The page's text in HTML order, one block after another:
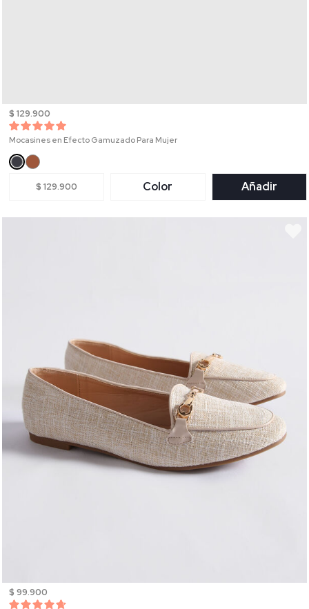
$ 129.900
Mocasines en Efecto Gamuzado Para Mujer
$ 129.900 Color Añadir
$ 99.900